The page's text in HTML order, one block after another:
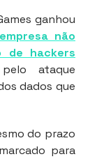
ganhou
não
de hackers
ataque
dados que
do prazo
para